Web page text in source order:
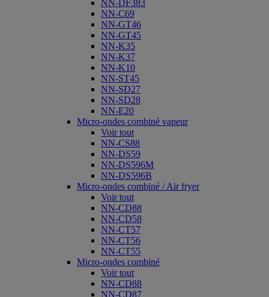
NN-DF383
NN-C69
NN-GT46
NN-GT45
NN-K35
NN-K37
NN-K10
NN-ST45
NN-SD27
NN-SD28
NN-E20
Micro-ondes combiné vapeur
Voir tout
NN-CS88
NN-DS59
NN-DS596M
NN-DS596B
Micro-ondes combiné / Air fryer
Voir tout
NN-CD88
NN-CD58
NN-CT57
NN-CT56
NN-CT55
Micro-ondes combiné
Voir tout
NN-CD88
NN-CD87